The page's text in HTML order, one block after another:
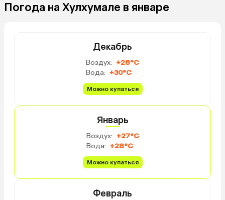
Погода на Хулхумале в январе
Декабрь
Воздух: +28°C
Вода: +30°C
Можно купаться
Январь
Воздух: +27°C
Вода: +28°C
Можно купаться
Февраль